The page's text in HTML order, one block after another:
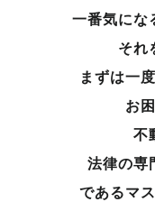
一番気にな
それ
まずは一
お
不
法律の専
であるマ